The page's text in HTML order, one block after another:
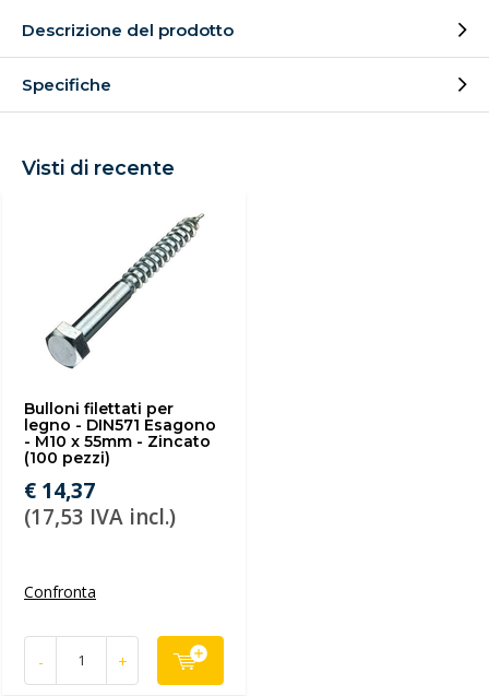
Descrizione del prodotto
Specifiche
Visti di recente
Bulloni filettati per
legno - DIN571 Esagono
- M10 x 55mm - Zincato
(100 pezzi)
€ 14,37
(17,53 IVA incl.)
Confronta
- +